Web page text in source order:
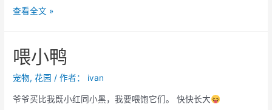
北
科
楼
查看全文 »
喂小鸭
宠物,花园 / 作者： ivan
爷爷买比我既小红同小黑，我要喂饱它们。 快快长大